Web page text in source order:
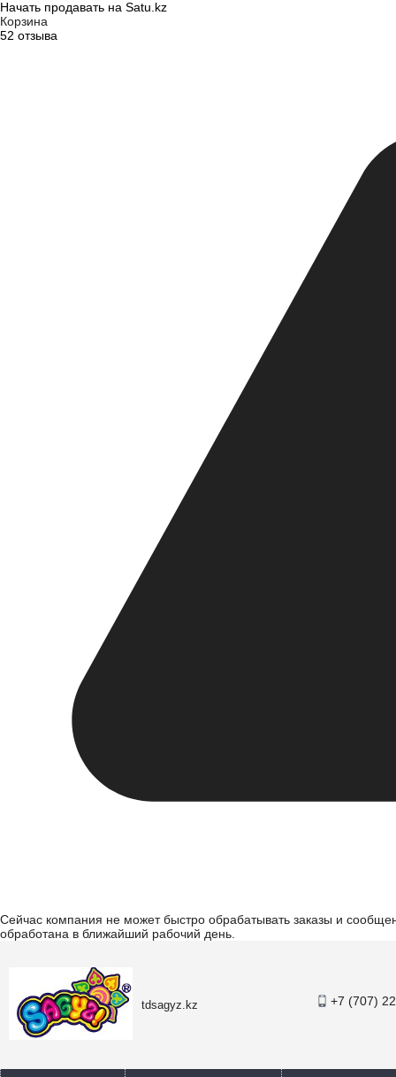
Начать продавать на Satu.kz
Корзина
52 отзыва
Сейчас компания не может быстро обрабатывать заказы и
обработана в ближайший рабочий день.
tdsagyz.kz +7 (707)